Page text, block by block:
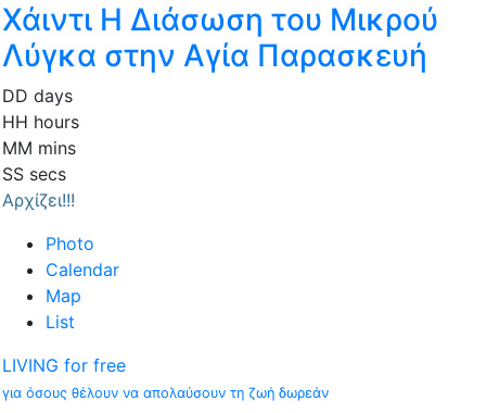
Χάιντι Η Διάσωση του Μικρού
Λύγκα στην Αγία Παρασκευή
DD days
HH hours
MM mins
SS secs
Αρχίζει!!!
Photo
Calendar
Map
List
LIVING for free
για όσους θέλουν να απολαύσουν τη ζωή δωρεάν